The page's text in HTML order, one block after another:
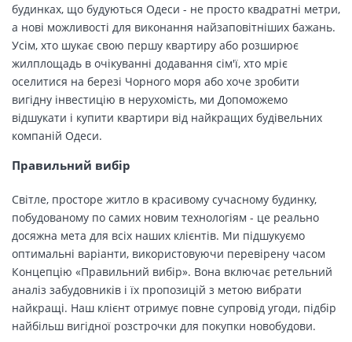
будинках, що будуються Одеси - не просто квадратні метри,
а нові можливості для виконання найзаповітніших бажань.
Усім, хто шукає свою першу квартиру або розширює
жилплощадь в очікуванні додавання сім'ї, хто мріє
оселитися на березі Чорного моря або хоче зробити
вигідну інвестицію в нерухомість, ми Допоможемо
відшукати і купити квартири від найкращих будівельних
компаній Одеси.
Правильний вибір
Світле, просторе житло в красивому сучасному будинку,
побудованому по самих новим технологіям - це реально
досяжна мета для всіх наших клієнтів. Ми підшукуємо
оптимальні варіанти, використовуючи перевірену часом
Концепцію «Правильний вибір». Вона включає ретельний
аналіз забудовників і їх пропозицій з метою вибрати
найкращі. Наш клієнт отримує повне супровід угоди, підбір
найбільш вигідної розстрочки для покупки новобудови.